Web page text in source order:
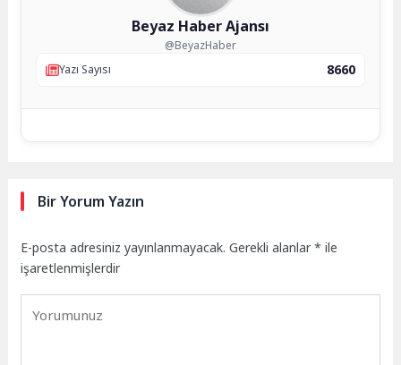
Beyaz Haber Ajansı
@BeyazHaber
Yazı Sayısı
8660
Bir Yorum Yazın
E-posta adresiniz yayınlanmayacak. Gerekli alanlar* ile
işaretlenmişlerdir